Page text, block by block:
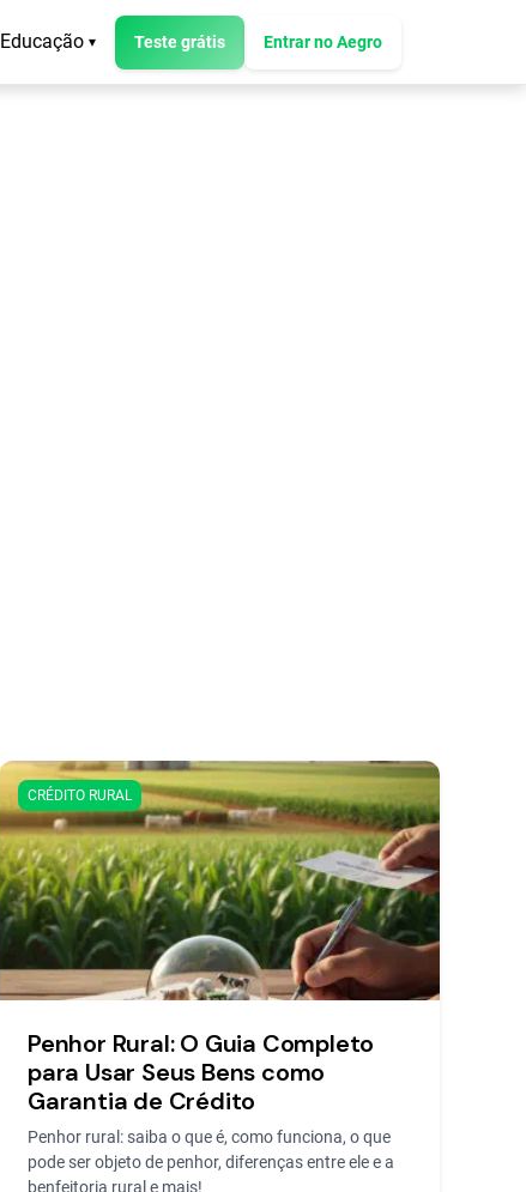
Educação ▾ Teste grátis Entrar no Aegro
CRÉDITO RURAL
Penhor Rural: O Guia Completo
para Usar Seus Bens como
Garantia de Crédito
Penhor rural: saiba o que é, como funciona, o que
pode ser objeto de penhor, diferenças entre ele e a
benfeitoria rural e mais!